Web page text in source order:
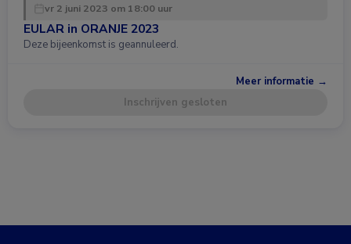
vr 2 juni 2023 om 18:00 uur
EULAR in ORANJE 2023
Deze bijeenkomst is geannuleerd.
Meer informatie →
Inschrijven gesloten